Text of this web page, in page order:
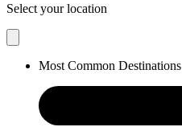
Select your location
Most Common Destinations